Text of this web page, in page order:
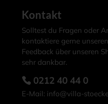
Produktseite
gewählt
werden
Kontakt
Solltest du Fragen oder
kontaktiere gerne
Feedback über unseren
sehr dankbar.
0212 40 44 0
E-Mail: info@villa-